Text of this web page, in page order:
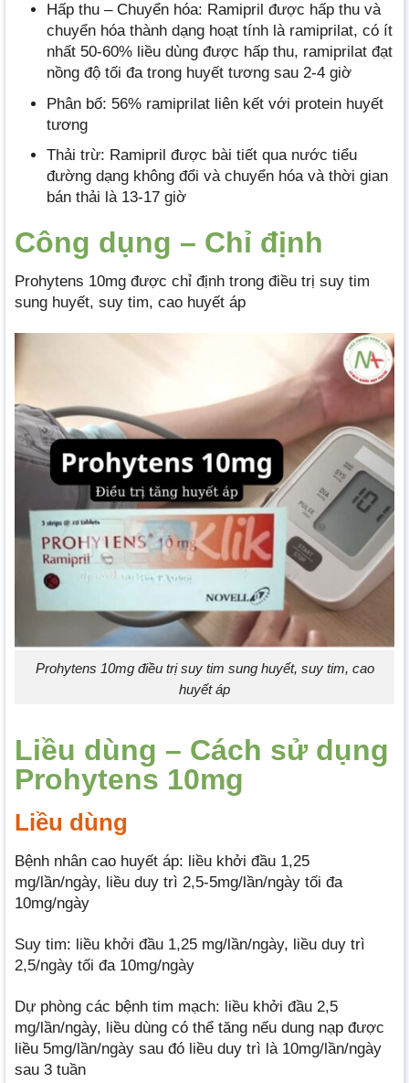
Hấp thu – Chuyển hóa: Ramipril được hấp thu và
chuyển hóa thành dạng hoạt tính là ramiprilat, có ít
nhất 50-60% liều dùng được hấp thu, ramiprilat đạt
nồng độ tối đa trong huyết tương sau 2-4 giờ
Phân bố: 56% ramiprilat liên kết với protein huyết
tương
Thải trừ: Ramipril được bài tiết qua nước tiểu
đường dạng không đổi và chuyển hóa và thời gian
bán thải là 13-17 giờ
Công dụng – Chỉ định
Prohytens 10mg được chỉ định trong điều trị suy tim
sung huyết, suy tim, cao huyết áp
Prohytens 10mg điều trị suy tim sung huyết, suy tim, cao
huyết áp
Liều dùng – Cách sử dụng
Prohytens 10mg
Liều dùng
Bệnh nhân cao huyết áp: liều khởi đầu 1,25
mg/lần/ngày, liều duy trì 2,5-5mg/lần/ngày tối đa
10mg/ngày
Suy tim: liều khởi đầu 1,25 mg/lần/ngày, liều duy trì
2,5/ngày tối đa 10mg/ngày
Dự phòng các bệnh tim mạch: liều khởi đầu 2,5
mg/lần/ngày, liều dùng có thể tăng nếu dung nạp được
liều 5mg/lần/ngày sau đó liều duy trì là 10mg/lần/ngày
sau 3 tuần